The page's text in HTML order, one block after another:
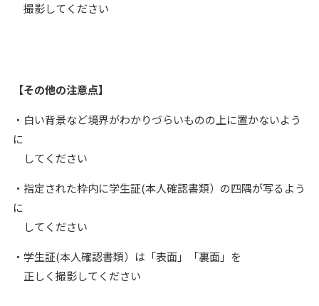
撮影してください
【その他の注意点】
・白い背景など境界がわかりづらいものの上に置かないよう
に
してください
・指定された枠内に学生証(本人確認書類）の四隅が写るよう
に
してください
・学生証(本人確認書類）は「表面」「裏面」を
正しく撮影してください